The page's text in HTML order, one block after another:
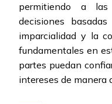
permitiendo a las
decisiones
imparcialidad y la
fundamentales en
partes puedan
intereses de manera